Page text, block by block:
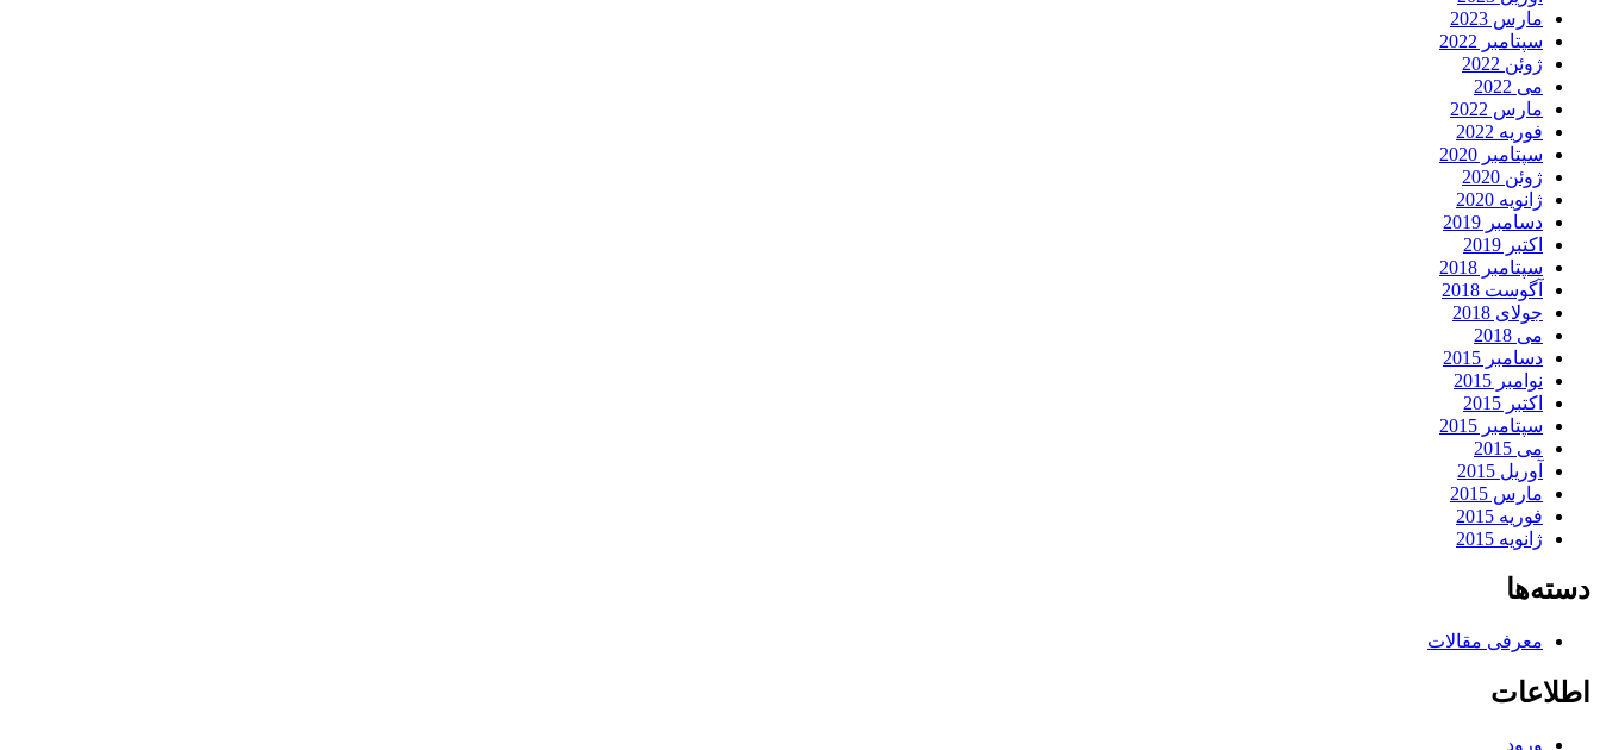
مارس 2023
سپتامبر 2022
ژوئن 2022
می 2022
مارس 2022
فوریه 2022
سپتامبر 2020
ژوئن 2020
ژانویه 2020
دسامبر 2019
اکتبر 2019
سپتامبر 2018
آگوست 2018
جولای 2018
می 2018
دسامبر 2015
نوامبر 2015
اکتبر 2015
سپتامبر 2015
می 2015
آوریل 2015
مارس 2015
فوریه 2015
ژانویه 2015
دسته‌ها
معرفی مقالات
اطلاعات
ورود